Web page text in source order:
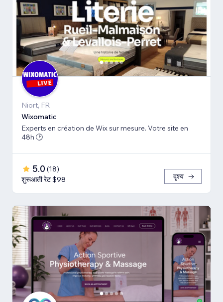
Niort, FR
Wiхomatic
Experts en création de Wix sur mesure. Votre site en
48h 🕑
5.0 (18)
शुरूआती रेट $98
दृश्य